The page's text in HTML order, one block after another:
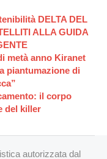
DELTA DEL
ALLA GUIDA
metà anno Kiranet
piantumazione di
il corpo
del killer
autorizzata dal